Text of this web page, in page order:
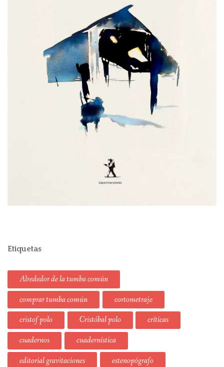
Etiquetas
Alrededor de la tumba común
comprar tumba común
cortometraje
cristof polo
Cristóbal polo
críticas
cuadernos
cuadernística
editorial gravitaciones
estenopógrafo